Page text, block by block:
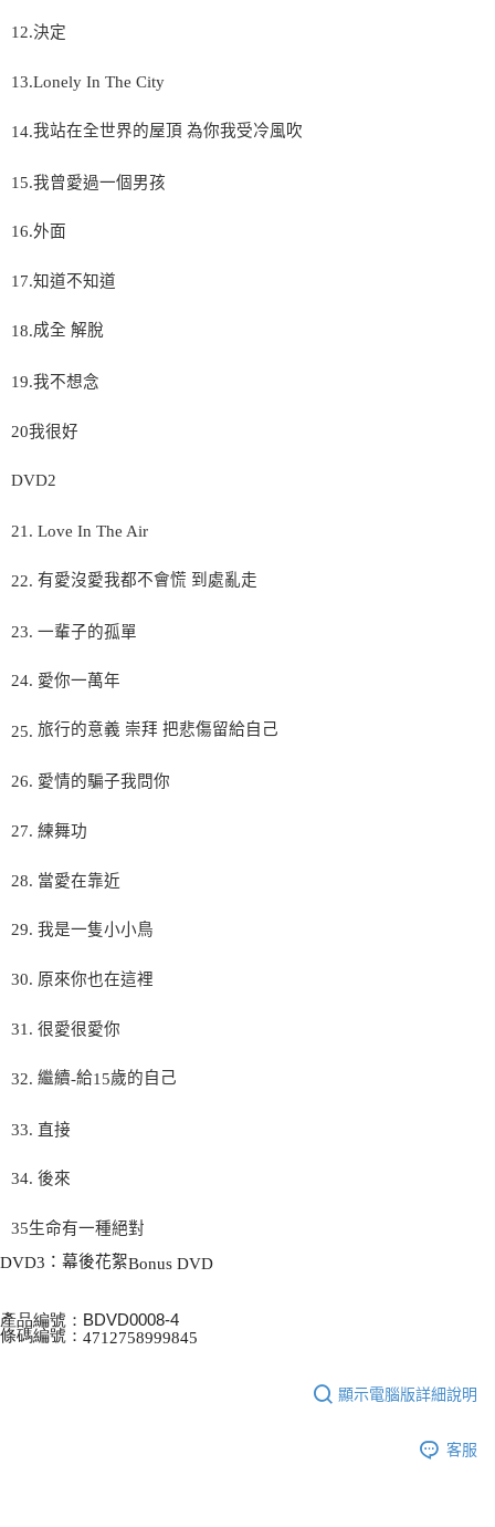
12.決定
13.Lonely In The City
14.我站在全世界的屋頂 為你我受冷風吹
15. 我曾愛過一個男孩
16.外面
17.知道不知道
18.成全 解脫
19.我不想念
20我很好
DVD2
21. Love In The Air
22. 有愛沒愛我都不會慌 到處亂走
23. 一輩子的孤單
24. 愛你一萬年
25. 旅行的意義 崇拜 把悲傷留給自己
26. 愛情的騙子我問你
27. 練舞功
28. 當愛在靠近
29. 我是一隻小小鳥
30. 原來你也在這裡
31. 很愛很愛你
32. 繼續-給15歲的自己
33. 直接
34. 後來
35生命有一種絕對
DVD3 ：幕後花絮Bonus DVD
產品編號： BDVD0008-4
條碼編號： 4712758999845
顯示電腦版詳細說明
客服